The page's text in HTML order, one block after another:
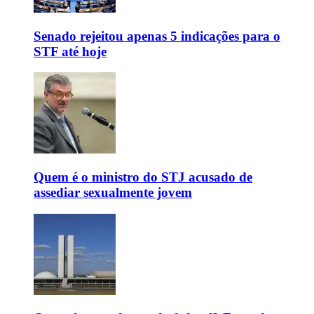
Senado rejeitou apenas 5 indicações para o
STF até hoje
Quem é o ministro do STJ acusado de
assediar sexualmente jovem